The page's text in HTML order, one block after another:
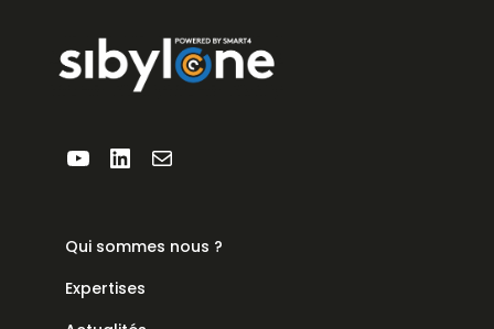
YouTube
LinkedIn
E-mail
Qui sommes nous ?
Expertises